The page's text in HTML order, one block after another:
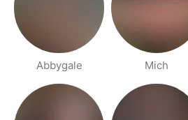
Abbygale Mich